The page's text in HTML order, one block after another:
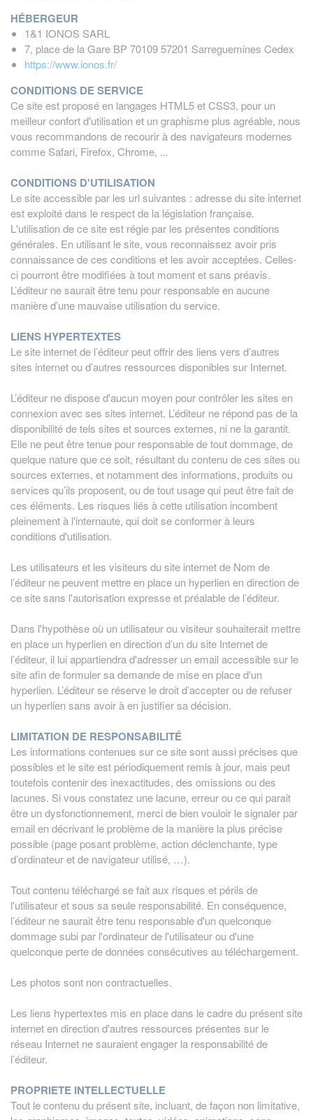
HÉBERGEUR
1&1 IONOS SARL
7, place de la Gare BP 70109 57201 Sarreguemines Cedex
https://www.ionos.fr/
CONDITIONS DE SERVICE
Ce site est proposé en langages HTML5 et CSS3, pour un
meilleur confort d'utilisation et un graphisme plus agréable, nous
vous recommandons de recourir à des navigateurs modernes
comme Safari, Firefox, Chrome, ...
CONDITIONS D'UTILISATION
Le site accessible par les url suivantes : adresse du site internet
est exploité dans le respect de la législation française.
L'utilisation de ce site est régie par les présentes conditions
générales. En utilisant le site, vous reconnaissez avoir pris
connaissance de ces conditions et les avoir acceptées. Celles-
ci pourront être modifiées à tout moment et sans préavis.
L’éditeur ne saurait être tenu pour responsable en aucune
manière d’une mauvaise utilisation du service.
LIENS HYPERTEXTES
Le site internet de l’éditeur peut offrir des liens vers d’autres
sites internet ou d’autres ressources disponibles sur Internet.
L’éditeur ne dispose d'aucun moyen pour contrôler les sites en
connexion avec ses sites internet. L’éditeur ne répond pas de la
disponibilité de tels sites et sources externes, ni ne la garantit.
Elle ne peut être tenue pour responsable de tout dommage, de
quelque nature que ce soit, résultant du contenu de ces sites ou
sources externes, et notamment des informations, produits ou
services qu’ils proposent, ou de tout usage qui peut être fait de
ces éléments. Les risques liés à cette utilisation incombent
pleinement à l'internaute, qui doit se conformer à leurs
conditions d'utilisation.
Les utilisateurs et les visiteurs du site internet de Nom de
l’éditeur ne peuvent mettre en place un hyperlien en direction de
ce site sans l'autorisation expresse et préalable de l’éditeur.
Dans l'hypothèse où un utilisateur ou visiteur souhaiterait mettre
en place un hyperlien en direction d’un du site Internet de
l’éditeur, il lui appartiendra d'adresser un email accessible sur le
site afin de formuler sa demande de mise en place d'un
hyperlien. L’éditeur se réserve le droit d’accepter ou de refuser
un hyperlien sans avoir à en justifier sa décision.
LIMITATION DE RESPONSABILITÉ
Les informations contenues sur ce site sont aussi précises que
possibles et le site est périodiquement remis à jour, mais peut
toutefois contenir des inexactitudes, des omissions ou des
lacunes. Si vous constatez une lacune, erreur ou ce qui parait
être un dysfonctionnement, merci de bien vouloir le signaler par
email en décrivant le problème de la manière la plus précise
possible (page posant problème, action déclenchante, type
d’ordinateur et de navigateur utilisé, …).
Tout contenu téléchargé se fait aux risques et périls de
l'utilisateur et sous sa seule responsabilité. En conséquence,
l’éditeur ne saurait être tenu responsable d'un quelconque
dommage subi par l'ordinateur de l'utilisateur ou d'une
quelconque perte de données consécutives au téléchargement.
Les photos sont non contractuelles.
Les liens hypertextes mis en place dans le cadre du présent site
internet en direction d'autres ressources présentes sur le
réseau Internet ne sauraient engager la responsabilité de
l’éditeur.
PROPRIETE INTELLECTUELLE
Tout le contenu du présent site, incluant, de façon non limitative,